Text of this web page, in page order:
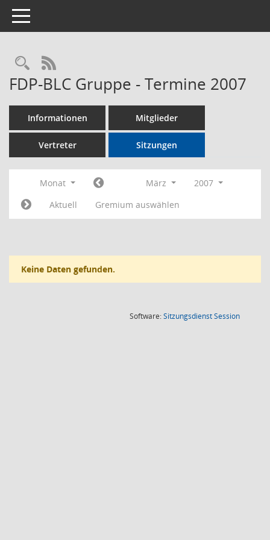
Toggle navigation
Rechercheauswahl
RSS-Feed
FDP-BLC Gruppe - Termine 2007
Informationen Mitglieder
Vertreter Sitzungen
Monat März
2007
Aktuell
Gremium auswählen
Keine Daten gefunden.
Software:SitzungsdienstSession(Wird in